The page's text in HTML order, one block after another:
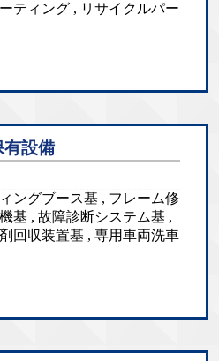
ティング , リサイクルパー
有設備
ングブース基 , フレーム修
基 , 故障診断システム基 ,
回収装置基 , 専用車両洗車